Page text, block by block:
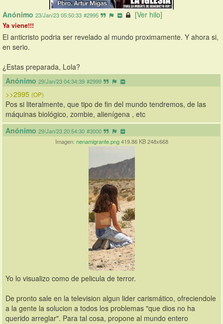
Anónimo 23/Jan/23 05:50:33 #2995 [Ver hilo]
Ya viene!!!
El anticristo podria ser revelado al mundo proximamente. Y ahora si,
en serio.
¿Estas preparada, Lola?
Anónimo 29/Jan/23 04:34:39 #2999
>>2995 (OP)
Pos si literalmente, que tipo de fin del mundo tendremos, de las
máquinas biológico, zombie, alienígena , etc
Anónimo 29/Jan/23 20:54:30 #3000
Imagen: nenamigrante.png 419.86 KB 248x668
Yo lo visualizo como de pelicula de terror.
De pronto sale en la television algun lider carismático, ofreciendole
a la gente la solucion a todos los problemas "que dios no ha
querido arreglar". Para tal cosa, propone al mundo entero